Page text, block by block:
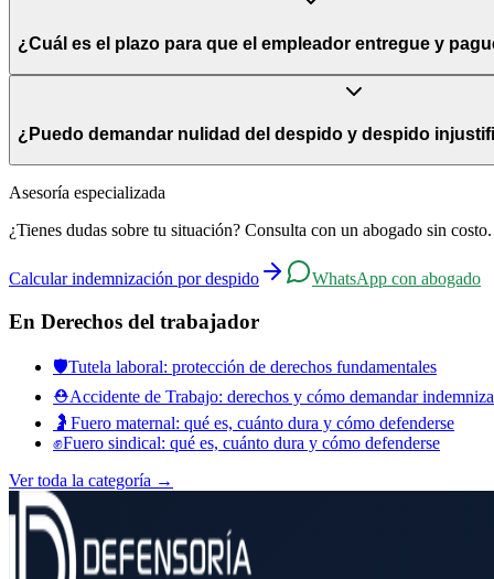
Es el acto por el cual el trabajador manifiesta por escrito su
sus copias, señalando específicamente las acciones y conceptos a
¿Cuál es el plazo para que el empleador entregue y
Conforme al artículo 177 del Código del Trabajo, el finiquito debe
¿Puedo demandar nulidad del despido y despido
Sí. Ambas acciones son independientes y pueden ejercerse
Asesoría especializada
¿Tienes dudas sobre tu situación? Consulta con un abogado sin costo.
Calcular indemnización por despido WhatsApp con abogado
En Derechos del trabajador
🛡️Tutela laboral: protección de derechos fundamentales
⛑️Accidente de Trabajo: derechos y cómo demandar
🤰 Fuero maternal: qué es, cuánto dura y cómo defenderse
✊Fuero sindical: qué es, cuánto dura y cómo defenderse
Ver toda la categoría →